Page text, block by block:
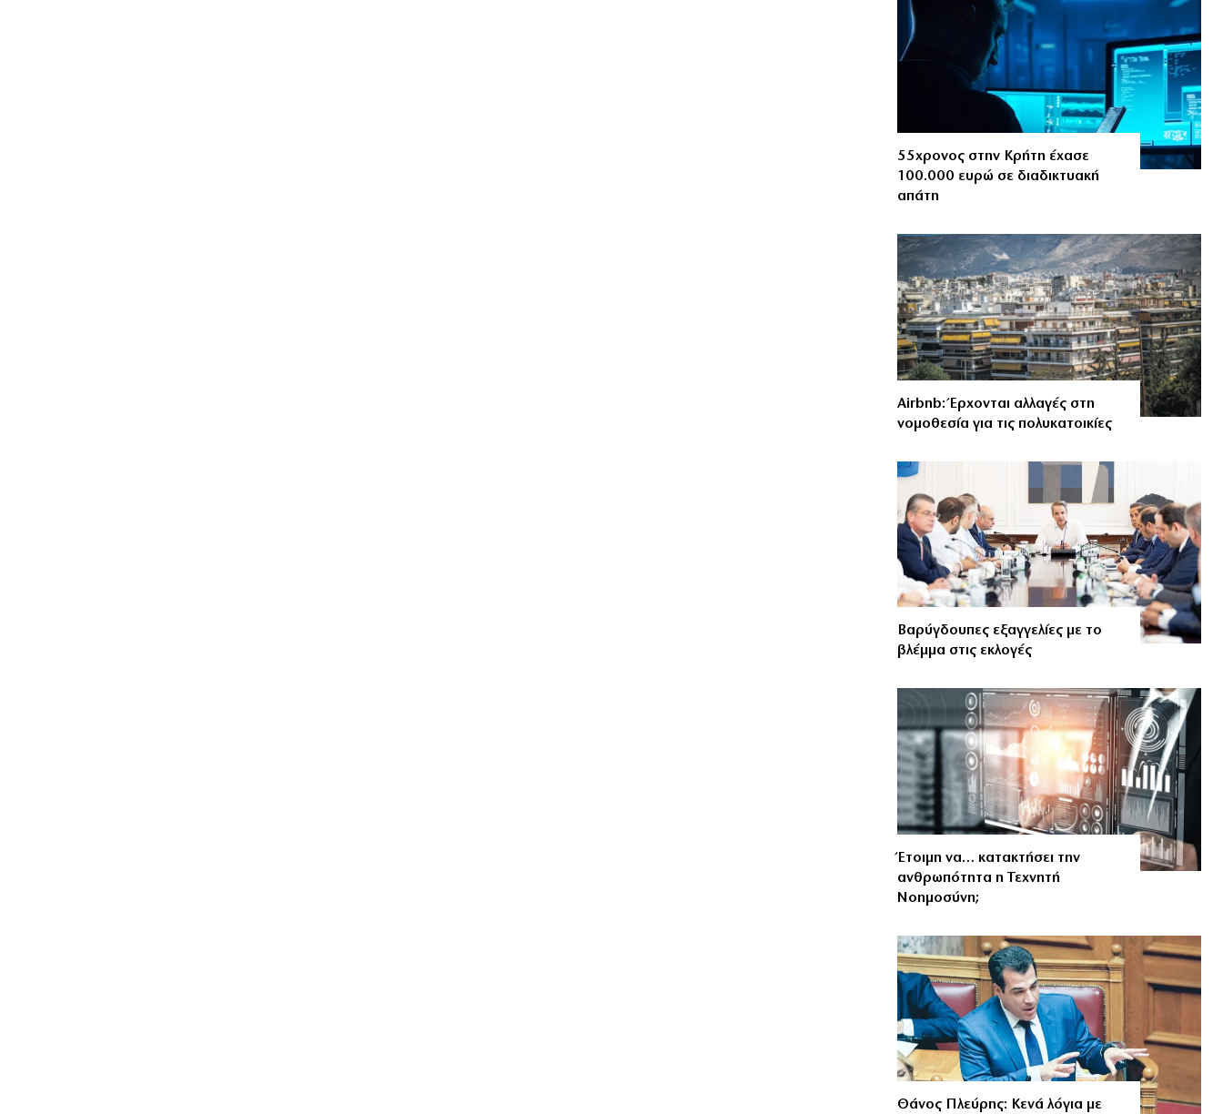
55χρονος στην Κρήτη έχασε
100.000 ευρώ σε διαδικτυακή
απάτη
Airbnb: Έρχονται αλλαγές στη
νομοθεσία για τις πολυκατοικίες
Βαρύγδουπες εξαγγελίες με το
βλέμμα στις εκλογές
Έτοιμη να… κατακτήσει την
ανθρωπότητα η Τεχνητή
Νοημοσύνη;
Θάνος Πλεύρης: Κενά λόγια με